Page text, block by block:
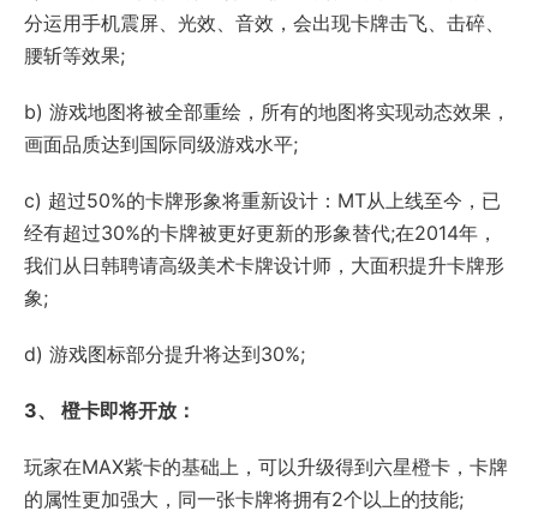
分运用手机震屏、光效、音效，会出现卡牌击飞、击碎、
腰斩等效果;
b) 游戏地图将被全部重绘，所有的地图将实现动态效果，
画面品质达到国际同级游戏水平;
c) 超过50%的卡牌形象将重新设计：MT从上线至今，已
经有超过30%的卡牌被更好更新的形象替代;在2014年，
我们从日韩聘请高级美术卡牌设计师，大面积提升卡牌形
象;
d) 游戏图标部分提升将达到30%;
3、 橙卡即将开放：
玩家在MAX紫卡的基础上，可以升级得到六星橙卡，卡牌
的属性更加强大，同一张卡牌将拥有2个以上的技能;